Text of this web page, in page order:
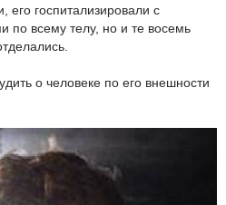
его госпитализировали с
по всему телу, но и те восемь
о человеке по его внешности